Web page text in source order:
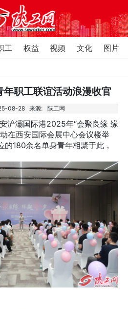
工 权益 视频 文化
图片
职工联谊活动浪漫收官
08-28 来源: 陕工网
灞国际港2025年“会聚良缘 缘
在西安国际会展中心会议楼举
的180余名单身青年相聚于此，